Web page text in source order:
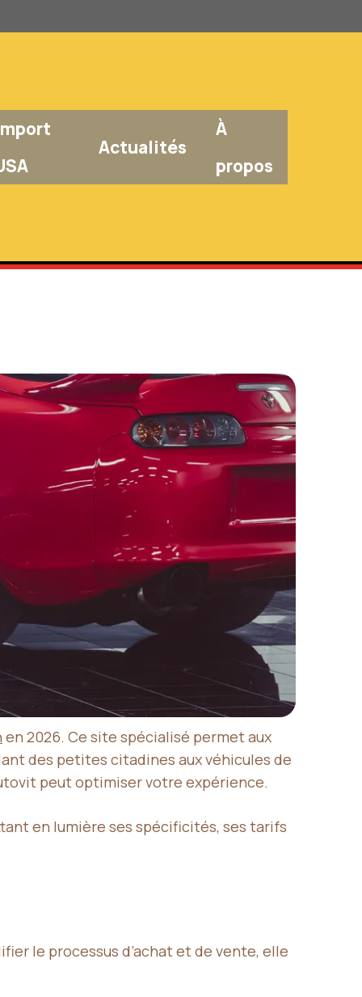
Actualités
À
propos
en 2026. Ce site spécialisé permet aux
des petites citadines aux véhicules de
peut optimiser votre expérience.
en lumière ses spécificités, ses tarifs
le processus d’achat et de vente, elle